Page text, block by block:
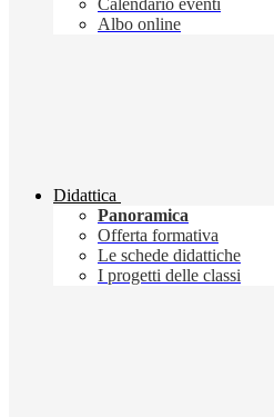
Calendario eventi
Albo online
Didattica
Panoramica
Offerta formativa
Le schede didattiche
I progetti delle classi